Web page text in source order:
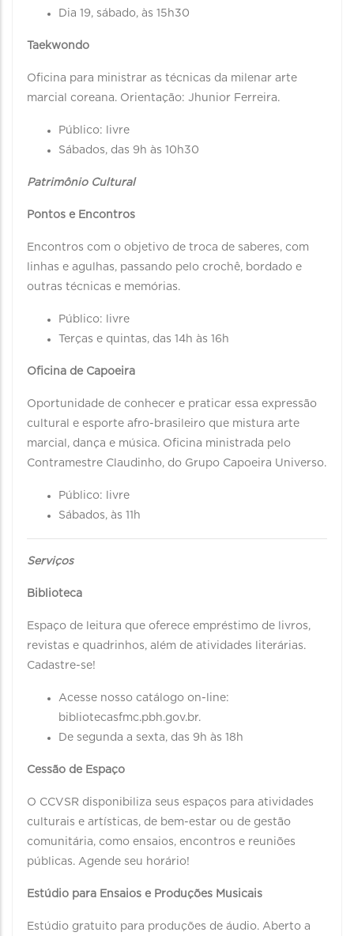
Dia 19, sábado, às 15h30
Taekwondo
Oficina para ministrar as técnicas da milenar arte
marcial coreana. Orientação: Jhunior Ferreira.
Público: livre
Sábados, das 9h às 10h30
Patrimônio Cultural
Pontos e Encontros
Encontros com o objetivo de troca de saberes, com
linhas e agulhas, passando pelo crochê, bordado e
outras técnicas e memórias.
Público: livre
Terças e quintas, das 14h às 16h
Oficina de Capoeira
Oportunidade de conhecer e praticar essa expressão
cultural e esporte afro-brasileiro que mistura arte
marcial, dança e música. Oficina ministrada pelo
Contramestre Claudinho, do Grupo Capoeira Universo.
Público: livre
Sábados, às 11h
Serviços
Biblioteca
Espaço de leitura que oferece empréstimo de livros,
revistas e quadrinhos, além de atividades literárias.
Cadastre-se!
Acesse nosso catálogo on-line:
bibliotecasfmc.pbh.gov.br.
De segunda a sexta, das 9h às 18h
Cessão de Espaço
O CCVSR disponibiliza seus espaços para atividades
culturais e artísticas, de bem-estar ou de gestão
comunitária, como ensaios, encontros e reuniões
públicas. Agende seu horário!
Estúdio para Ensaios e Produções Musicais
Estúdio gratuito para produções de áudio. Aberto a